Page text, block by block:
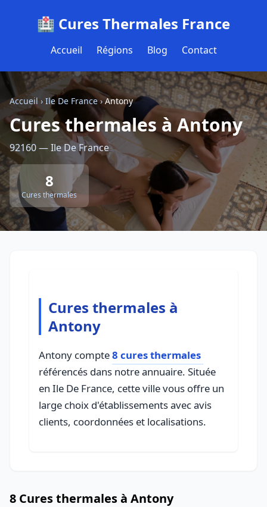
🏥 Cures Thermales France
Accueil Régions Blog Contact
Accueil› Ile De France›Antony
Cures thermales à Antony
92160 — Ile De France
8
Cures thermales
Cures thermales à
Antony
Antony compte8 cures thermales
référencés dans notre annuaire. Située
en Ile De France, cette ville vous offre un
large choix d'établissements avec avis
clients, coordonnées et localisations.
8 Cures thermales à Antony